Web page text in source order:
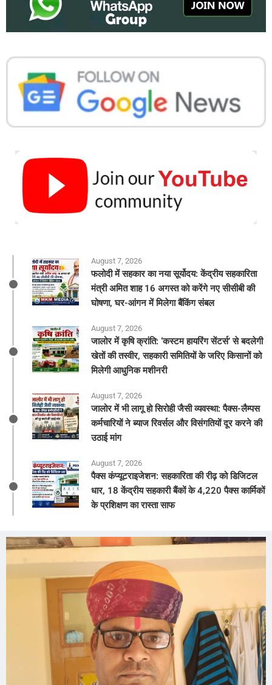
August 7, 2026
फलोदी में सहकार का नया सूर्योदय: केंद्रीय सहकारिता
मंत्री अमित शाह 16 अगस्त को करेंगे नए सीसीबी की
घोषणा, घर-आंगन में मिलेगा बैंकिंग संबल
August 7, 2026
​जालोर में कृषि क्रांति: ‘कस्टम हायरिंग सेंटर्स’ से बदलेगी
खेतों की तस्वीर, सहकारी समितियों के जरिए किसानों को
मिलेगी आधुनिक मशीनरी
August 7, 2026
जालोर में भी लागू हो सिरोही जैसी व्यवस्था: पैक्स-लैम्पस
कर्मचारियों ने ब्याज रिवर्सल और विसंगतियों दूर करने की
उठाई मांग
August 7, 2026
पैक्स कंप्यूटराइजेशन: सहकारिता की रीढ़ को डिजिटल
धार, 18 केंद्रीय सहकारी बैंकों के 4,220 पैक्स कार्मिकों
के प्रशिक्षण का रास्ता साफ